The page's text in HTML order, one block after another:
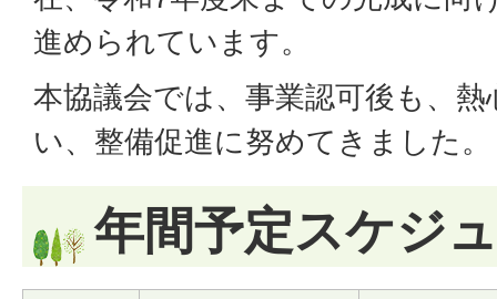
進められています。
本協議会では、事業認可後も、
い、整備促進に努めてきました。
年間予定スケジ